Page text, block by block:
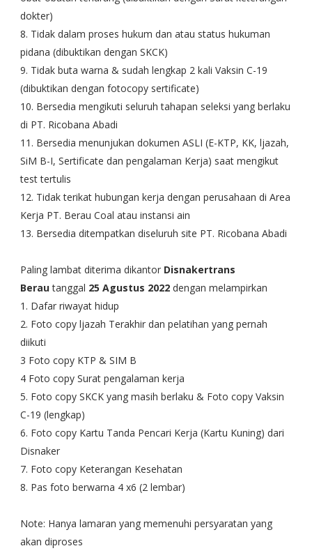
dokter)
8. Tidak dalam proses hukum dan atau status hukuman
pidana (dibuktikan dengan SKCK)
9. Tidak buta warna & sudah lengkap 2 kali Vaksin C-19
(dibuktikan dengan fotocopy sertificate)
10. Bersedia mengikuti seluruh tahapan seleksi yang berlaku
di PT. Ricobana Abadi
11. Bersedia menunjukan dokumen ASLI (E-KTP, KK, ljazah,
SiM B-I, Sertificate dan pengalaman Kerja) saat mengikut
test tertulis
12. Tidak terikat hubungan kerja dengan perusahaan di Area
Kerja PT. Berau Coal atau instansi ain
13. Bersedia ditempatkan diseluruh site PT. Ricobana Abadi
Paling lambat diterima dikantorDisnakertrans
Berautanggal 25 Agustus 2022dengan melampirkan
1. Dafar riwayat hidup
2. Foto copy ljazah Terakhir dan pelatihan yang pernah
diikuti
3 Foto copy KTP & SIM B
4 Foto copy Surat pengalaman kerja
5. Foto copy SKCK yang masih berlaku & Foto copy Vaksin
C-19 (lengkap)
6. Foto copy Kartu Tanda Pencari Kerja (Kartu Kuning) dari
Disnaker
7. Foto copy Keterangan Kesehatan
8. Pas foto berwarna 4 x6 (2 lembar)
Note: Hanya lamaran yang memenuhi persyaratan yang
akan diproses